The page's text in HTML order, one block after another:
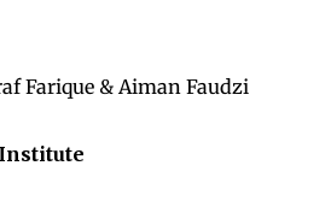
Farique & Aiman Faudzi